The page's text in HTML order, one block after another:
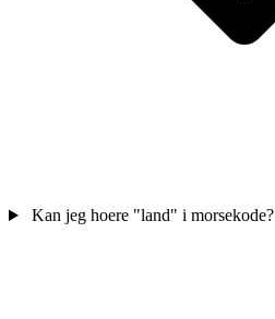
Kan jeg hoere "land" i morsekode?